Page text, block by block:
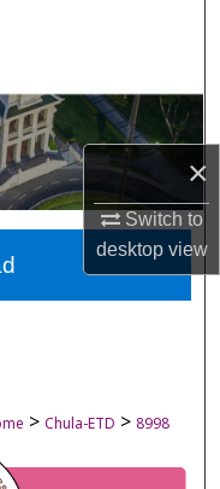
×
Switch to
desktopview
Network™
> Chula-ETD > 8998